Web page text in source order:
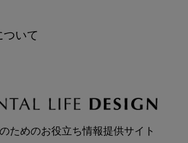
ついて
ためのお役立ち情報提供サイト